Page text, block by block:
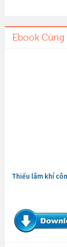
Ebook Cùng
Thiếu lâm khí